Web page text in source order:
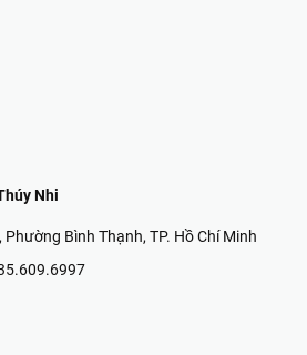
Nhi
Bình Thạnh, TP. Hồ Chí Minh